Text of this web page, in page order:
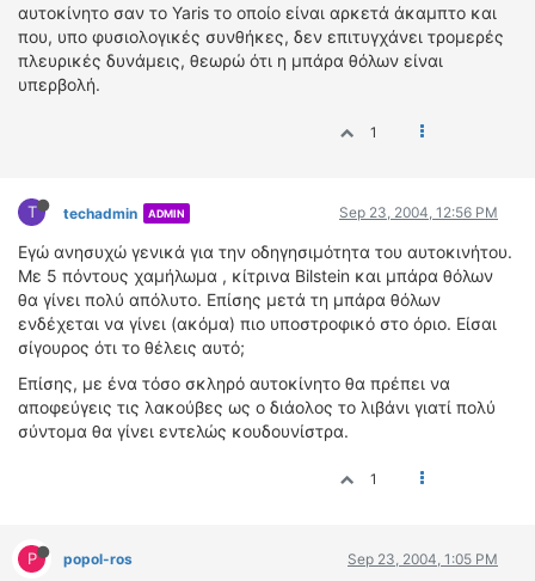
αυτοκίνητο σαν το Yaris το οποίο είναι αρκετά άκαμπτο και
που, υπο φυσιολογικές συνθήκες, δεν επιτυγχάνει τρομερές
πλευρικές δυνάμεις, θεωρώ ότι η μπάρα θόλων είναι
υπερβολή.
1
T techadmin ADMIN Sep 23, 2004, 12:56 PM
Εγώ ανησυχώ γενικά για την οδηγησιμότητα του αυτοκινήτου.
Με 5 πόντους χαμήλωμα , κίτρινα Bilstein και μπάρα θόλων
θα γίνει πολύ απόλυτο. Επίσης μετά τη μπάρα θόλων
ενδέχεται να γίνει (ακόμα) πιο υποστροφικό στο όριο. Είσαι
σίγουρος ότι το θέλεις αυτό;
Επίσης, με ένα τόσο σκληρό αυτοκίνητο θα πρέπει να
αποφεύγεις τις λακούβες ως ο διάολος το λιβάνι γιατί πολύ
σύντομα θα γίνει εντελώς κουδουνίστρα.
1
P popol-ros Sep 23, 2004, 1:05 PM